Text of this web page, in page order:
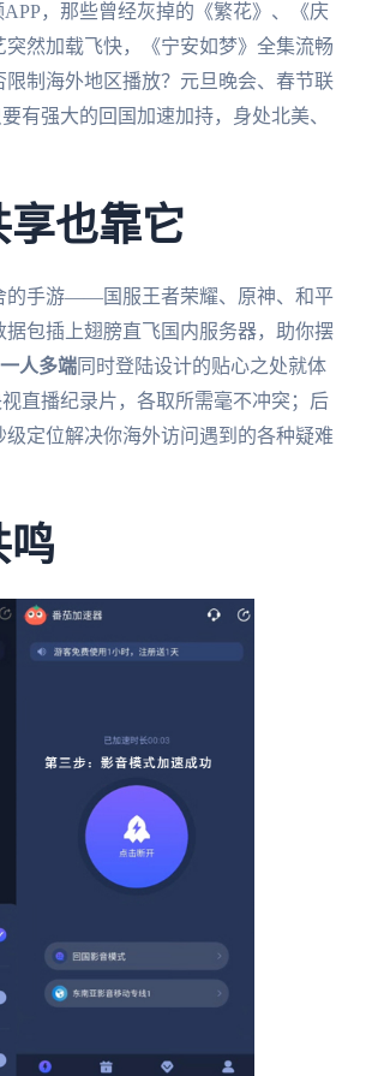
，那些曾经灰掉的《繁花》、《庆
然加载飞快，《宁安如梦》全集流畅
制海外地区播放？元旦晚会、春节联
有强大的回国加速加持，身处北美、
也靠它
的手游——国服王者荣耀、原神、和平
据包插上翅膀直飞国内服务器，助你摆
人多端 同时登陆设计的贴心之处就体
直播纪录片，各取所需毫不冲突；后
级定位解决你海外访问遇到的各种疑难
鸣